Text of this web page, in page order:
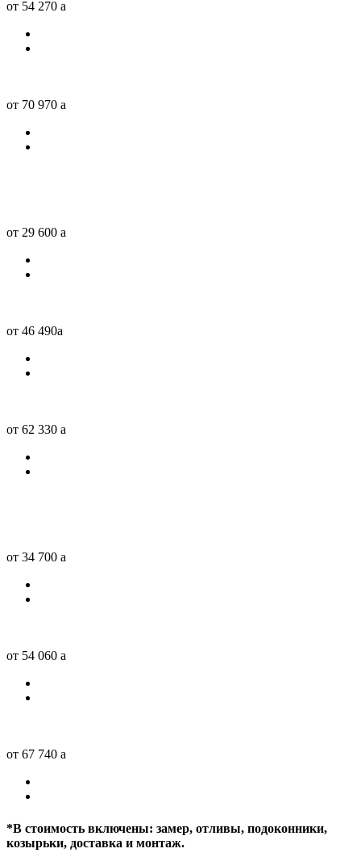
от 54 270 a
от 70 970 a
от 29 600 a
от 46 490a
от 62 330 a
от 34 700 a
от 54 060 a
от 67 740 a
*В стоимость включены: замер, отливы, подоконники,
козырьки, доставка и монтаж.